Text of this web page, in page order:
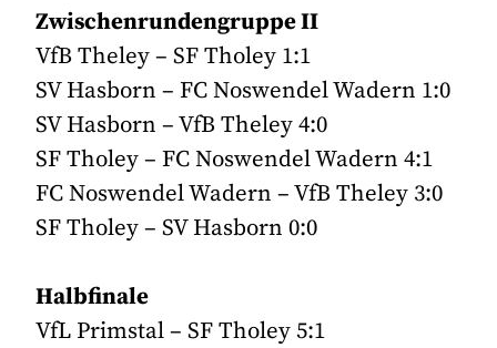
Zwischenrundengruppe II
VfB Theley – SF Tholey 1:1
SV Hasborn – FC Noswendel Wadern 1:0
SV Hasborn – VfB Theley 4:0
SF Tholey – FC Noswendel Wadern 4:1
FC Noswendel Wadern – VfB Theley 3:0
SF Tholey – SV Hasborn 0:0
Halbfinale
VfL Primstal – SF Tholey 5:1